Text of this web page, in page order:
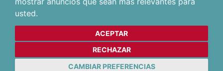
usted.
ACEPTAR
RECHAZAR
CAMBIAR PREFERENCIAS